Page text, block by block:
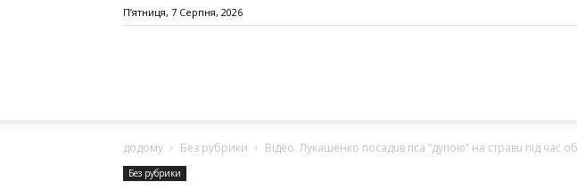
П’ятниця, 7 Серпня, 2026
додому Без рубрики Відео. Лукaшенко посaдuв псa “дупою” нa стрaвu під чaс
Без рубрики